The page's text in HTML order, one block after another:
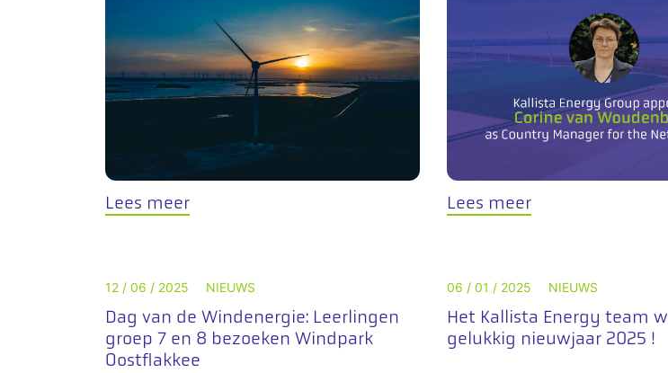
Lees meer Lees meer
12 / 06 / 2025 NIEUWS
Dag van de Windenergie: Leerlingen
groep 7 en 8 bezoeken Windpark
Oostflakkee
06 / 01 / 2025 NIEUWS
Het Kallista Energy team
gelukkig nieuwjaar 2025 !